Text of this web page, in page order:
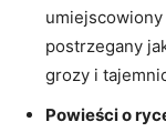
postrzegany
grozy i
Powieści o